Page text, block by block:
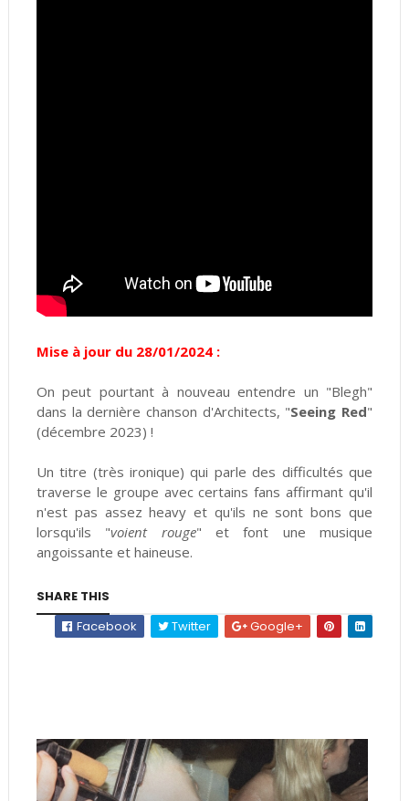
Mise à jour du 28/01/2024 :
On peut pourtant à nouveau entendre un "Blegh"
dans la dernière chanson d'Architects, "Seeing Red"
(décembre 2023) !
Un titre (très ironique) qui parle des difficultés que
traverse le groupe avec certains fans affirmant qu'il
n'est pas assez heavy et qu'ils ne sont bons que
lorsqu'ils "voient rouge" et font une musique
angoissante et haineuse.
SHARE THIS
Facebook
Twitter Google+